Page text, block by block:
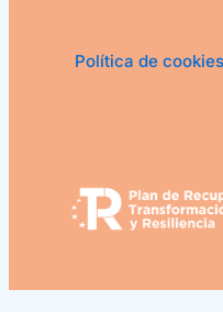
Política de cookies